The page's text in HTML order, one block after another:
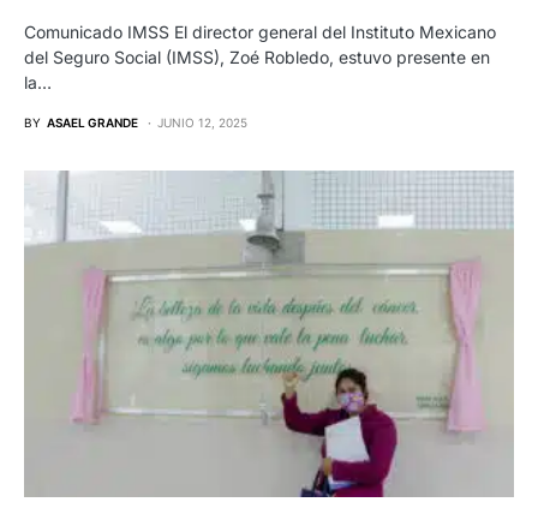
Comunicado IMSS El director general del Instituto Mexicano
del Seguro Social (IMSS), Zoé Robledo, estuvo presente en
la…
BY ASAEL GRANDE JUNIO 12, 2025